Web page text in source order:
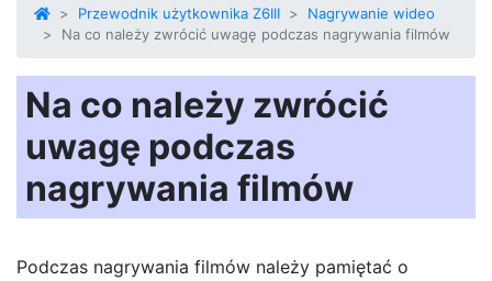
Przewodnik użytkownika Z6III
Nagrywanie wideo
Na co należy zwrócić uwagę podczas nagrywania filmów
Na co należy zwrócić
uwagę podczas
nagrywania filmów
Podczas nagrywania filmów należy pamiętać o